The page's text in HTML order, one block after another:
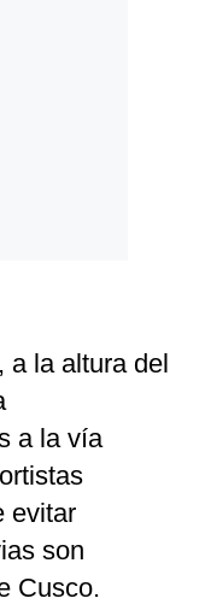
a la altura del
a la vía
evitar
son
Cusco.